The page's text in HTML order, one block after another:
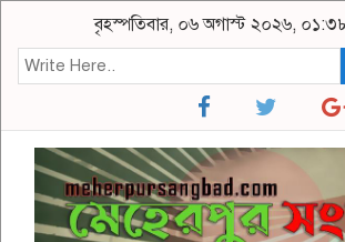
বৃহস্পতিবার, ০৬ অগাস্ট ২০২৬,